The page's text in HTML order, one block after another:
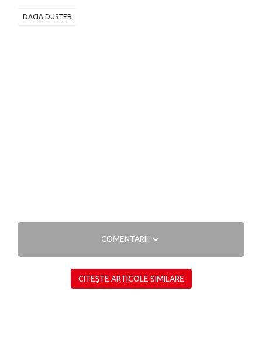
DACIA DUSTER
COMENTARII
CITEȘTE ARTICOLE SIMILARE